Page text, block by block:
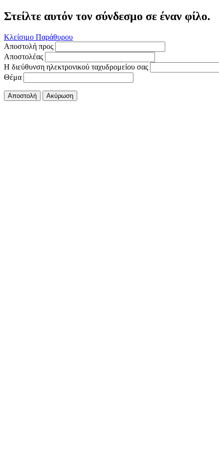
Στείλτε αυτόν τον σύνδεσμο σε έναν φίλο.
Κλείσιμο Παράθυρου
Αποστολή προς
Αποστολέας
Η διεύθυνση ηλεκτρονικού ταχυδρομείου σας
Θέμα
Αποστολή Ακύρωση